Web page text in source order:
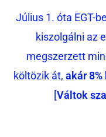
Július 1. óta EGT-
kiszolgálni az
megszerzett
költözik át, akár
[Váltok